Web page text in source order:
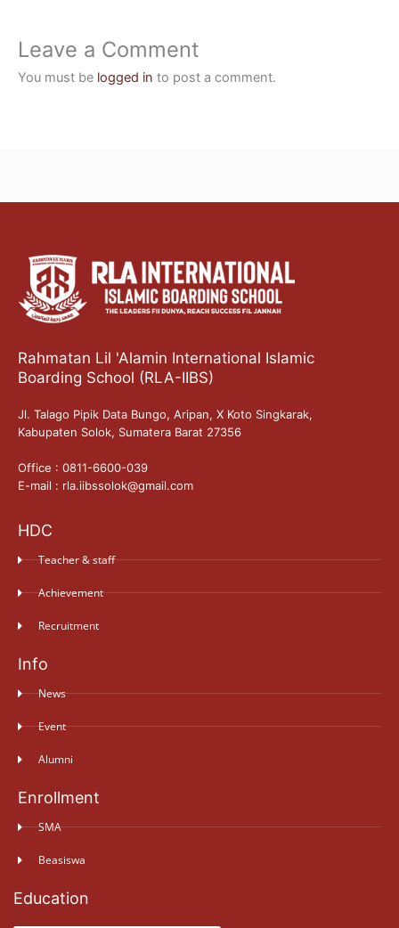
Leave a Comment
You must be logged in to post a comment.
Rahmatan Lil 'Alamin International Islamic
Boarding School (RLA-IIBS)
Jl. Talago Pipik Data Bungo, Aripan, X Koto Singkarak,
Kabupaten Solok, Sumatera Barat 27356
Office : 0811-6600-039
E-mail : rla.iibssolok@gmail.com
HDC
Teacher & staff
Achievement
Recruitment
Info
News
Event
Alumni
Enrollment
SMA
Beasiswa
Education